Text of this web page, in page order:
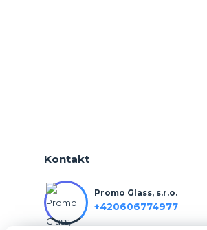
Kontakt
Promo Glass, s.r.o.
+420606774977